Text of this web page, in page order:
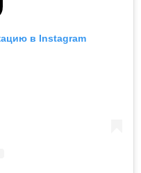
в Instagram